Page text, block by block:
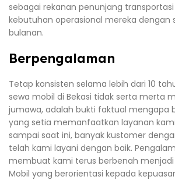
sebagai rekanan penunjang
kebutuhan operasional mereka dengan
bulanan.
Berpengalaman
Tetap konsisten selama lebih dari 10
sewa mobil di Bekasi tidak serta merta
jumawa, adalah bukti faktual mengapa
yang setia memanfaatkan layanan
sampai saat ini, banyak kustomer
telah kami layani dengan baik.
membuat kami terus berbenah menjadi
Mobil yang berorientasi kepada